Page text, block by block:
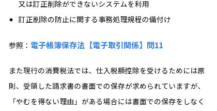
又は訂正削除ができないシステムを利用
訂正削除の防止に関する事務処理規程の備付け
参照： 電子帳簿保存法【電子取引関係】問11
また現行の消費税法では、仕入税額控除を受けるためには原
則、受領した請求書の書面での保存が求められていますが、
「やむを得ない理由」がある場合には書面での保存をしなく